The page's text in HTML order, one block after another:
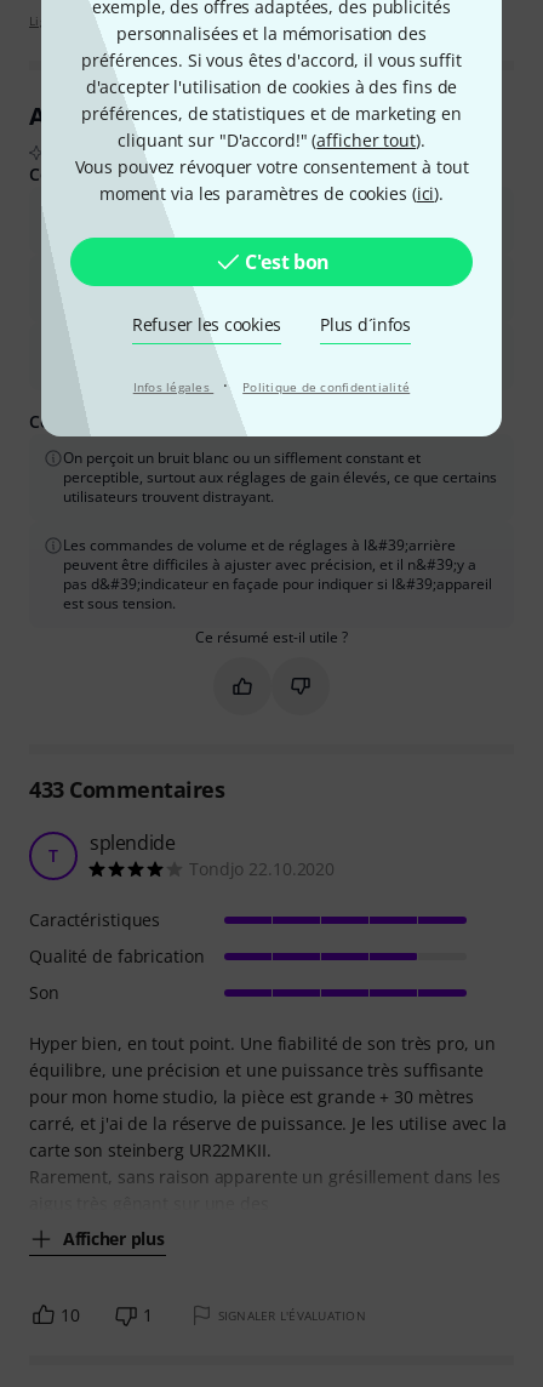
exemple, des offres adaptées, des publicités
personnalisées et la mémorisation des
préférences. Si vous êtes d'accord, il vous suffit
d'accepter l'utilisation de cookies à des fins de
préférences, de statistiques et de marketing en
cliquant sur "D'accord!" (afficher tout).
Vous pouvez révoquer votre consentement à tout
moment via les paramètres de cookies (ici).
C'est bon
Refuser les cookies Plus d´infos
Infos légales · Politique de confidentialité
Lignes directrices d'évaluation
Aperçu des avis clients
D'après les avis d'acheteurs réels, résumés par l'IA
Ce que les acheteurs ont aimé :
La qualité sonore est excellente pour le prix, offrant des aigus
clairs et un son transparent et détaillé.
Ils sont parfaitement adaptés aux studios à domicile et aux
petites pièces, offrant une représentation fidèle des mixages.
La qualité de fabrication est robuste et durable, avec un design
Ce que vous devez savoir d'autre :
On perçoit un bruit blanc ou un sifflement constant et
perceptible, surtout aux réglages de gain élevés, ce que certains
utilisateurs trouvent distrayant.
Les commandes de volume et de réglages à l&#39;arrière
peuvent être difficiles à ajuster avec précision, et il n&#39;y a
pas d&#39;indicateur en façade pour indiquer si l&#39;appareil
est sous tension.
Ce résumé est-il utile ?
Marquer ce résumé comme utile
Marquer ce résumé comme
433Commentaires
T splendide
Tondjo 22.10.2020
Hyper bien, en tout point. Une fiabilité de son très pro, un
équilibre, une précision et une puissance très suffisante
pour mon home studio, la pièce est grande + 30 mètres
carré, et j'ai de la réserve de puissance. Je les utilise avec la
carte son steinberg UR22MKII.
Rarement, sans raison apparente un grésillement dans les
Afficher plus
Caractéristiques
Qualité de fabrication
Son
10 1 SIGNALER L'ÉVALUATION